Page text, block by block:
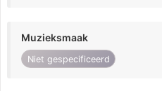
Muzieksmaak
Niet gespecificeerd